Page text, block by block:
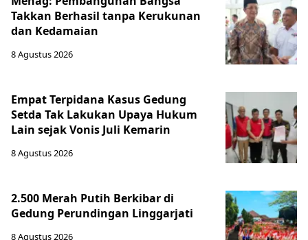
Takkan Berhasil tanpa Kerukunan
dan Kedamaian
8 Agustus 2026
Empat Terpidana Kasus Gedung
Setda Tak Lakukan Upaya Hukum
Lain sejak Vonis Juli Kemarin
8 Agustus 2026
2.500 Merah Putih Berkibar di
Gedung Perundingan Linggarjati
8 Agustus 2026